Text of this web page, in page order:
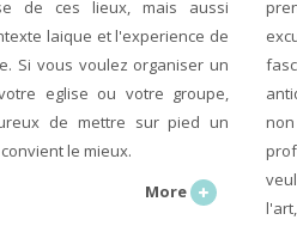
de ces lieux, mais aussi
laique et l'experience de
Si vous voulez organiser un
eglise ou votre groupe,
de mettre sur pied un
le mieux.
More